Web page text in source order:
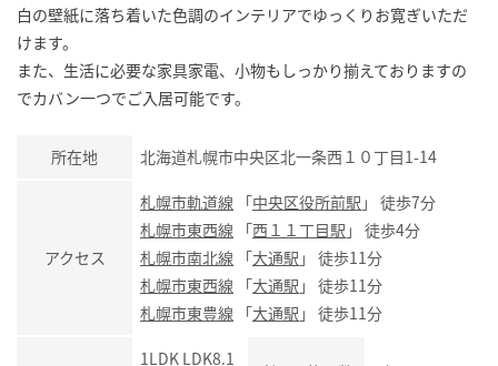
白の壁紙に落ち着いた色調のインテリアでゆっくりお寛ぎいただ
けます。
また、生活に必要な家具家電、小物もしっかり揃えておりますの
でカバン一つでご入居可能です。
所在地 北海道札幌市中央区北一条西１０丁目1-14
アクセス
札幌市軌道線 「中央区役所前駅 」 徒歩7分
札幌市東西線 「西１１丁目駅 」 徒歩4分
札幌市南北線 「大通駅 」 徒歩11分
札幌市東西線 「大通駅 」 徒歩11分
札幌市東豊線 「大通駅 」 徒歩11分
1LDK LDK8.1